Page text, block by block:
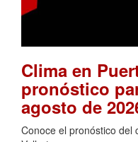
Clima en
pronóstico
agosto de
Conoce el pronóstico del